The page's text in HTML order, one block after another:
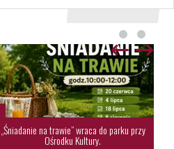
„Śniadanie na trawie” wraca do parku przy
Ośrodku Kultury.